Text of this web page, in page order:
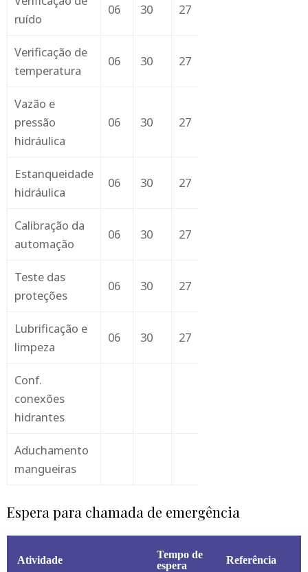
ruído
06 30 27
Verificação de
temperatura
06 30 27
Vazão e
pressão
hidráulica
06 30 27
Estanqueidade
hidráulica
06 30 27
Calibração da
automação
06 30 27
Teste das
proteções
06 30 27
Lubrificação e
limpeza
06 30 27
Conf.
conexões
hidrantes
Aduchamento
mangueiras
Espera para chamada de emergência
Atividade
Tempo de
espera
Referência